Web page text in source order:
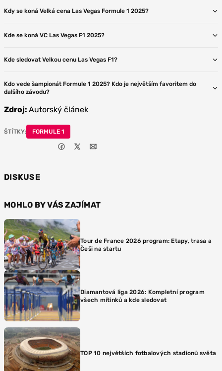
Kdy se koná Velká cena Las Vegas Formule 1 2025?
Kde se koná VC Las Vegas F1 2025?
Kde sledovat Velkou cenu Las Vegas F1?
Kdo vede šampionát Formule 1 2025? Kdo je největším favoritem do
dalšího závodu?
Zdroj: Autorský článek
ŠTÍTKY: FORMULE 1
DISKUSE
MOHLO BY VÁS ZAJÍMAT
Tour de France 2026 program: Etapy, trasa a
Češi na startu
Diamantová liga 2026: Kompletní program
všech mítinků a kde sledovat
TOP 10 největších fotbalových stadionů světa